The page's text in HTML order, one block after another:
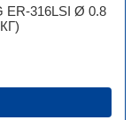
316LSI Ø 0.8